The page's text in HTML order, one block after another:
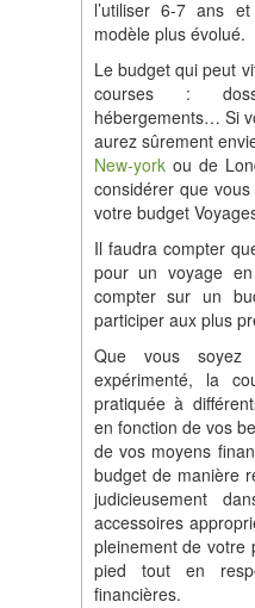
l’utiliser 6-7 ans
modèle plus évolué.
Le budget qui peut
courses :
hébergements… Si
aurez sûrement
New-yorkou de
considérer que
votre budget
Il faudra compter
pour un voyage
compter sur un
participer aux plus
Que vous soyez
expérimenté, la
pratiquée à
en fonction de vos
de vos moyens
budget de manière
judicieusement
accessoires
pleinement de votre
pied tout en
financières.